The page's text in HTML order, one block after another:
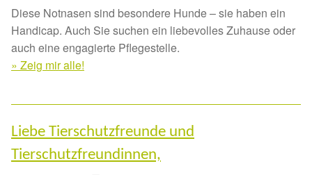
Updates „Hilfe La Linea“
Partnertierheim in Bulgarien
Diese Notnasen sind besondere Hunde – sie haben ein
Handicap. Auch Sie suchen ein liebevolles Zuhause oder
auch eine engagierte Pflegestelle.
» Zeig mir alle!
Liebe Tierschutzfreunde und
Tierschutzfreundinnen,